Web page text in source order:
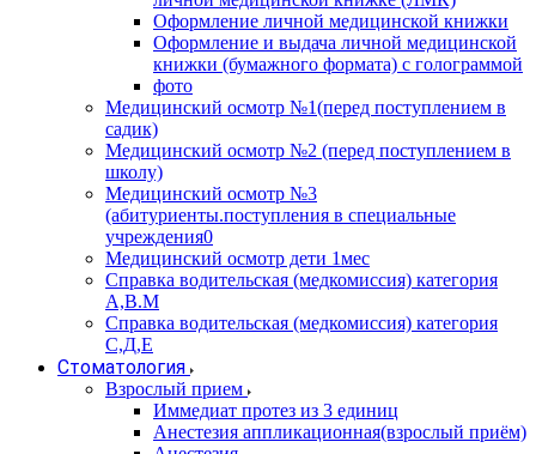
Оформление личной медицинской книжки
Оформление и выдача личной медицинской
книжки (бумажного формата) с голограммой
фото
Медицинский осмотр №1(перед поступлением в
садик)
Медицинский осмотр №2 (перед поступлением в
школу)
Медицинский осмотр №3
(абитуриенты.поступления в специальные
учреждения0
Медицинский осмотр дети 1мес
Справка водительская (медкомиссия) категория
А,В.М
Справка водительская (медкомиссия) категория
С,Д,Е
Стоматология
Взрослый прием
Иммедиат протез из 3 единиц
Анестезия аппликационная(взрослый приём)